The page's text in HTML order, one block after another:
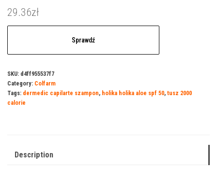
29.36zł
Sprawdź
SKU: d4ff955537f7
Category: Colfarm
Tags: dermedic capilarte szampon, holika holika aloe spf 50, tusz 2000
calorie
Description